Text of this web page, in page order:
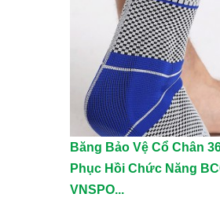
Băng Bảo Vệ Cổ Chân
Phục Hồi Chức Năng
VNSPO...